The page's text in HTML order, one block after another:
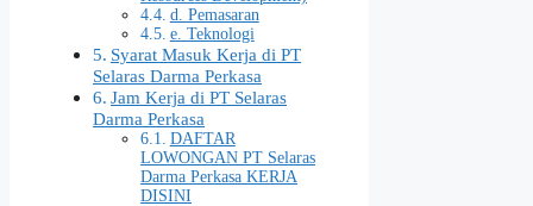
d. Pemasaran
e. Teknologi
Syarat Masuk Kerja di PT
Selaras Darma Perkasa
Jam Kerja di PT Selaras
Darma Perkasa
DAFTAR
LOWONGAN PT Selaras
Darma Perkasa KERJA
DISINI